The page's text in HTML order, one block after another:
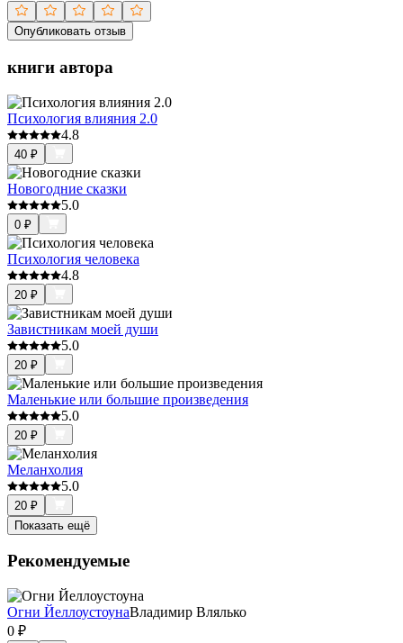
Опубликовать отзыв
книги автора
Психология влияния 2.0
4.8
40 ₽
Новогодние сказки
5.0
0 ₽
Психология человека
4.8
20 ₽
Завистникам моей души
5.0
20 ₽
Маленькие или большие произведения
5.0
20 ₽
Меланхолия
5.0
20 ₽
Показать ещё
Рекомендуемые
Огни ЙеллоустоунаВладимир Влялько
0 ₽